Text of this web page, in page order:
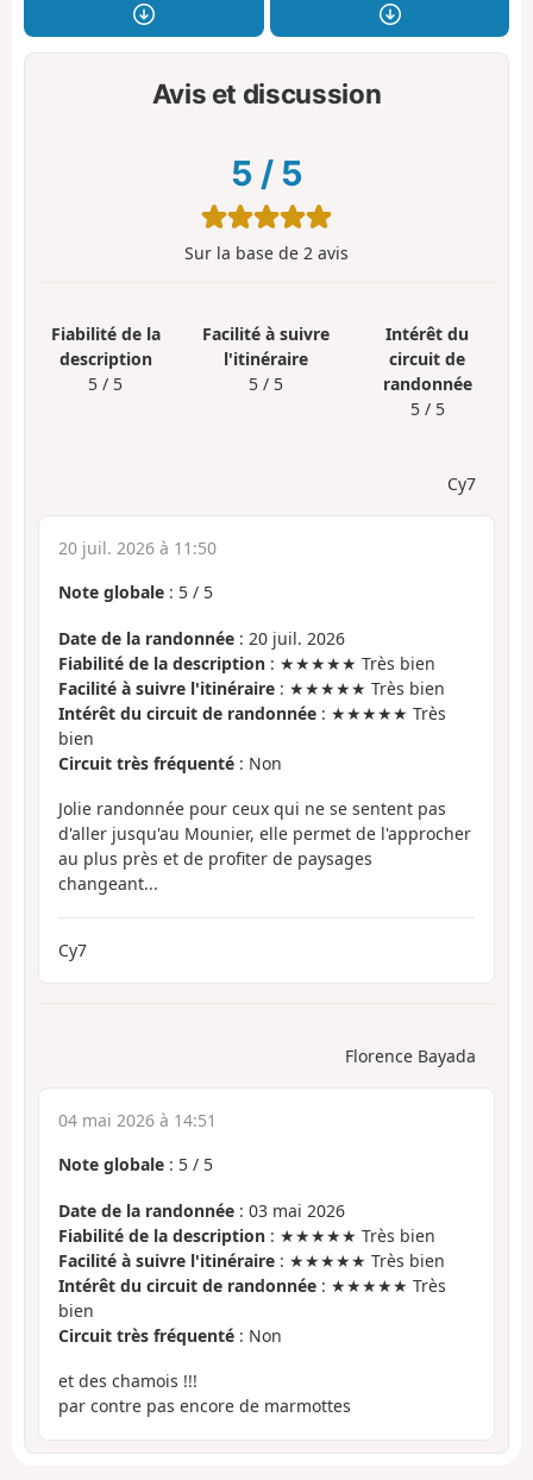
Avis et discussion
5 / 5
Sur la base de 2 avis
Fiabilité de la
description
5 / 5
Facilité à suivre
l'itinéraire
5 / 5
Intérêt du
circuit de
randonnée
5 / 5
Cy7
20 juil. 2026 à 11:50
Note globale : 5 / 5
Date de la randonnée : 20 juil. 2026
Fiabilité de la description : ★★★★★ Très bien
Facilité à suivre l'itinéraire : ★★★★★ Très bien
Intérêt du circuit de randonnée : ★★★★★ Très
bien
Circuit très fréquenté : Non
Jolie randonnée pour ceux qui ne se sentent pas
d'aller jusqu'au Mounier, elle permet de l'approcher
au plus près et de profiter de paysages
changeant...
Cy7
Florence Bayada
04 mai 2026 à 14:51
Note globale : 5 / 5
Date de la randonnée : 03 mai 2026
Fiabilité de la description : ★★★★★ Très bien
Facilité à suivre l'itinéraire : ★★★★★ Très bien
Intérêt du circuit de randonnée : ★★★★★ Très
bien
Circuit très fréquenté : Non
et des chamois !!!
par contre pas encore de marmottes